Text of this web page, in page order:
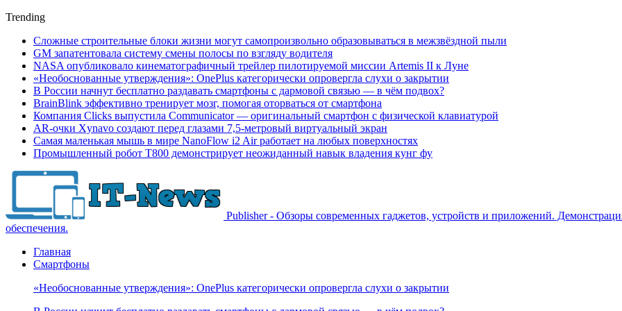
Trending
Сложные строительные блоки жизни могут самопроизвольно образовываться в межзвёздной пыли
GM запатентовала систему смены полосы по взгляду водителя
NASA опубликовало кинематографичный трейлер пилотируемой миссии Artemis II к Луне
«Необоснованные утверждения»: OnePlus категорически опровергла слухи о закрытии
В России начнут бесплатно раздавать смартфоны с дармовой связью — в чём подвох?
BrainBlink эффективно тренирует мозг, помогая оторваться от смартфона
Компания Clicks выпустила Communicator — оригинальный смартфон с физической клавиатурой
AR-очки Xynavo создают перед глазами 7,5-метровый виртуальный экран
Самая маленькая мышь в мире NanoFlow i2 Air работает на любых поверхностях
Промышленный робот Т800 демонстрирует неожиданный навык владения кунг фу
Publisher - Обзоры современных гаджетов, устройств и приложений.
обеспечения.
Главная
Смартфоны
«Необоснованные утверждения»: OnePlus категорически опровергла слухи о закрытии